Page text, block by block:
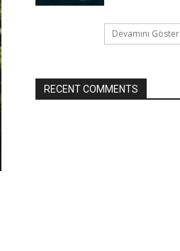
Devamını Göster
RECENT COMMENTS